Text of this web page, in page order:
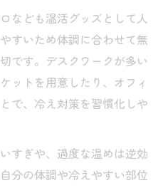
なども温活グッズとして人
すいため体調に合わせて無
です。デスクワークが多い
ットを用意したり、オフィ
で、冷え対策を習慣化しや
すぎや、過度な温めは逆効
分の体調や冷えやすい部位